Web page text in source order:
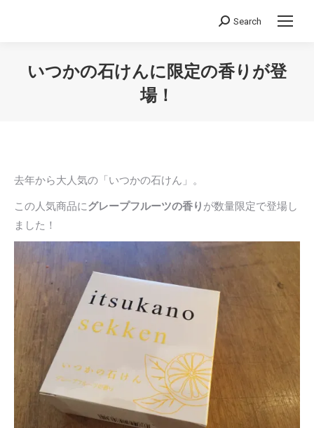
Search:
Search
いつかの石けんに限定の香りが登
場！
去年から大人気の「いつかの石けん」。
この人気商品にグレープフルーツの香り が数量限定で登場し
ました！